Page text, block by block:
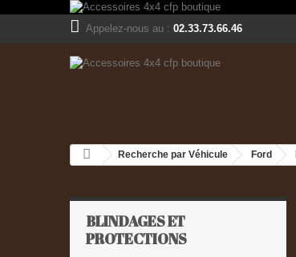
Appelez-nous au : 02.33.73.66.46
Recherche par Véhicule Ford
BLINDAGES ET
PROTECTIONS